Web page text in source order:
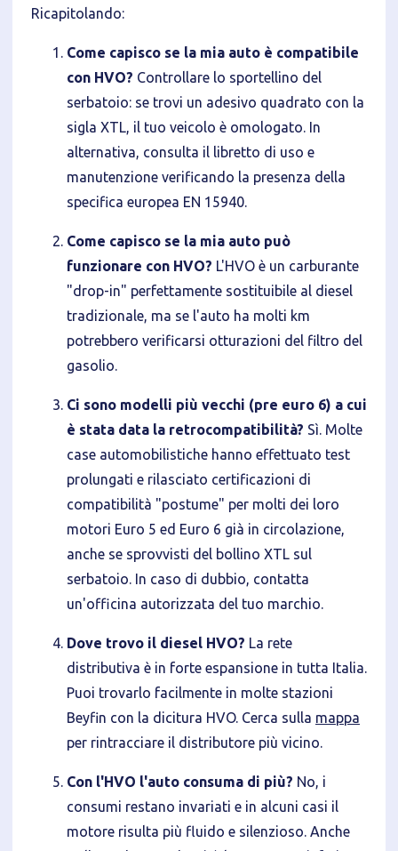
Ricapitolando:
Come capisco se la mia auto è compatibile
con HVO? Controllare lo sportellino del
serbatoio: se trovi un adesivo quadrato con la
sigla XTL, il tuo veicolo è omologato. In
alternativa, consulta il libretto di uso e
manutenzione verificando la presenza della
specifica europea EN 15940.
Come capisco se la mia auto può
funzionare con HVO? L'HVO è un carburante
"drop-in" perfettamente sostituibile al diesel
tradizionale, ma se l'auto ha molti km
potrebbero verificarsi otturazioni del filtro del
gasolio.
Ci sono modelli più vecchi (pre euro 6) a cui
è stata data la retrocompatibilità? Sì. Molte
case automobilistiche hanno effettuato test
prolungati e rilasciato certificazioni di
compatibilità "postume" per molti dei loro
motori Euro 5 ed Euro 6 già in circolazione,
anche se sprovvisti del bollino XTL sul
serbatoio. In caso di dubbio, contatta
un'officina autorizzata del tuo marchio.
Dove trovo il diesel HVO? La rete
distributiva è in forte espansione in tutta Italia.
Puoi trovarlo facilmente in molte stazioni
Beyfin con la dicitura HVO. Cerca sulla mappa
per rintracciare il distributore più vicino.
Con l'HVO l'auto consuma di più? No, i
consumi restano invariati e in alcuni casi il
motore risulta più fluido e silenzioso. Anche